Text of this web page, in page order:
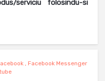
serviciu folosindu-si
, Facebook Messenger